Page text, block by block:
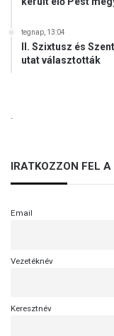
tegnap, 13:04
II. Szixtusz és
utat választották
.
IRATKOZZON FEL A
Email
Vezetéknév
Keresztnév